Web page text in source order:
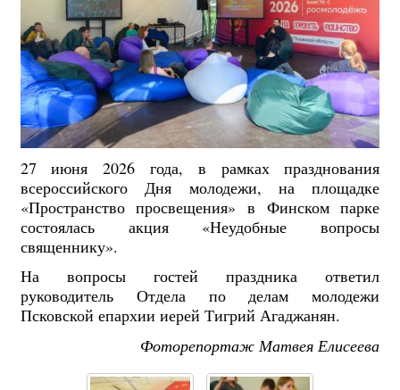
27 июня 2026 года, в рамках празднования
всероссийского Дня молодежи, на площадке
«Пространство просвещения» в Финском парке
состоялась акция «Неудобные вопросы
священнику».
На вопросы гостей праздника ответил
руководитель Отдела по делам молодежи
Псковской епархии иерей Тигрий Агаджанян.
Фоторепортаж Матвея Елисеева